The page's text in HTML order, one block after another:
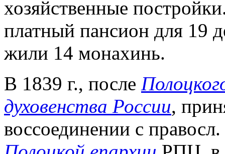
хозяйственные
платный пансион для 19
жили 14 монахинь.
В 1839 г., после
духовенства России,
воссоединении с